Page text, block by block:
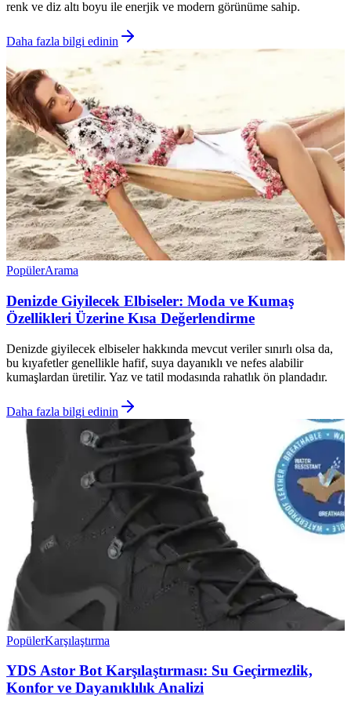
renk ve diz altı boyu ile enerjik ve modern görünüme sahip.
Daha fazla bilgi edinin
PopülerArama
Denizde Giyilecek Elbiseler: Moda ve Kumaş
Özellikleri Üzerine Kısa Değerlendirme
Denizde giyilecek elbiseler hakkında mevcut veriler sınırlı olsa da,
bu kıyafetler genellikle hafif, suya dayanıklı ve nefes alabilir
kumaşlardan üretilir. Yaz ve tatil modasında rahatlık ön plandadır.
Daha fazla bilgi edinin
PopülerKarşılaştırma
YDS Astor Bot Karşılaştırması: Su Geçirmezlik,
Konfor ve Dayanıklılık Analizi